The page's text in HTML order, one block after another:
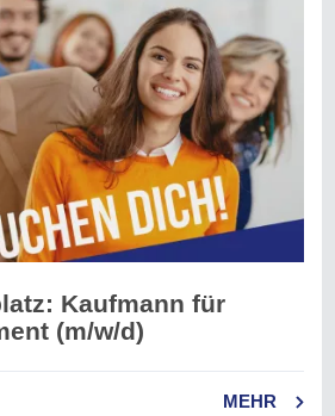
Kaufmann für
(m/w/d)
MEHR